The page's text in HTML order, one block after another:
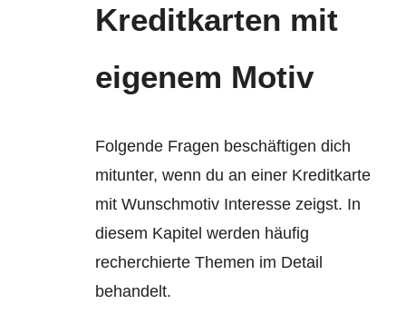
Kreditkarten mit
eigenem Motiv
Folgende Fragen beschäftigen dich
mitunter, wenn du an einer Kreditkarte
mit Wunschmotiv Interesse zeigst. In
diesem Kapitel werden häufig
recherchierte Themen im Detail
behandelt.